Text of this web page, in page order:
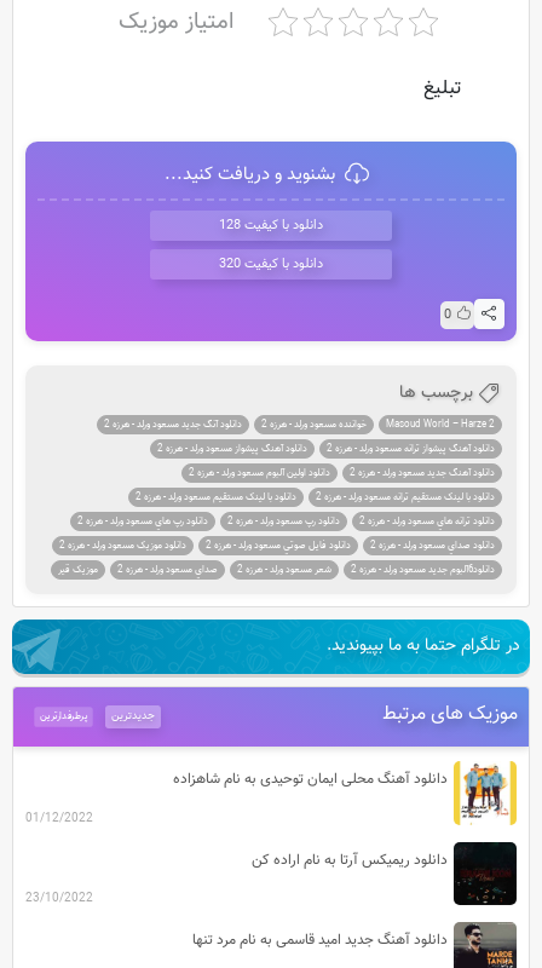
امتیاز موزیک
تبلیغ
بشنوید و دریافت کنید...
دانلود با کیفیت 128
دانلود با کیفیت 320
0
برچسب ها
Masoud World – Harze 2 خواننده مسعود ورلد - هرزه 2
دانلود آنگ جديد مسعود ورلد - هرزه 2
دانلود آهنگ پيشواز ترانه مسعود ورلد - هرزه 2
دانلود آهنگ پيشواز مسعود ورلد - هرزه 2
دانلود آهنگ جديد مسعود ورلد - هرزه 2
دانلود اولين آلبوم مسعود ورلد - هرزه 2
دانلود با لينک مستقيم ترانه مسعود ورلد - هرزه 2
دانلود با لينک مستقيم مسعود ورلد - هرزه 2
دانلود ترانه هاي مسعود ورلد - هرزه 2
دانلود رپ مسعود ورلد - هرزه 2
دانلود رپ هاي مسعود ورلد - هرزه 2
دانلود صداي مسعود ورلد - هرزه 2
دانلود فايل صوتي مسعود ورلد - هرزه 2
دانلود موزيک مسعود ورلد - هرزه 2
دانلود6آلبوم جديد مسعود ورلد - هرزه 2
شعر مسعود ورلد - هرزه 2 صداي مسعود ورلد - هرزه 2 موزیک قیر
در تلگرام حتما به ما بپیوندید.
موزیک های مرتبط پرطرفدارترین جدیدترین
دانلود آهنگ محلی ایمان توحیدی به نام شاهزاده
01/12/2022
دانلود ریمیکس آرتا به نام اراده کن
23/10/2022
دانلود آهنگ جدید امید قاسمی به نام مرد تنها